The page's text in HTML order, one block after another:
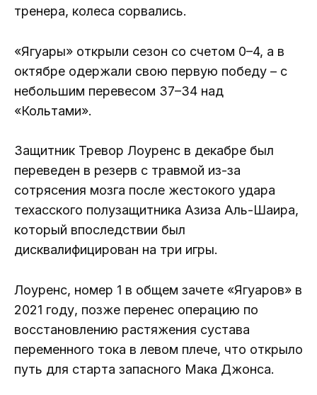
тренера, колеса сорвались.
«Ягуары» открыли сезон со счетом 0–4, а в
октябре одержали свою первую победу – с
небольшим перевесом 37–34 над
«Кольтами».
Защитник Тревор Лоуренс в декабре был
переведен в резерв с травмой из-за
сотрясения мозга после жестокого удара
техасского полузащитника Азиза Аль-Шаира,
который впоследствии был
дисквалифицирован на три игры.
Лоуренс, номер 1 в общем зачете «Ягуаров» в
2021 году, позже перенес операцию по
восстановлению растяжения сустава
переменного тока в левом плече, что открыло
путь для старта запасного Мака Джонса.